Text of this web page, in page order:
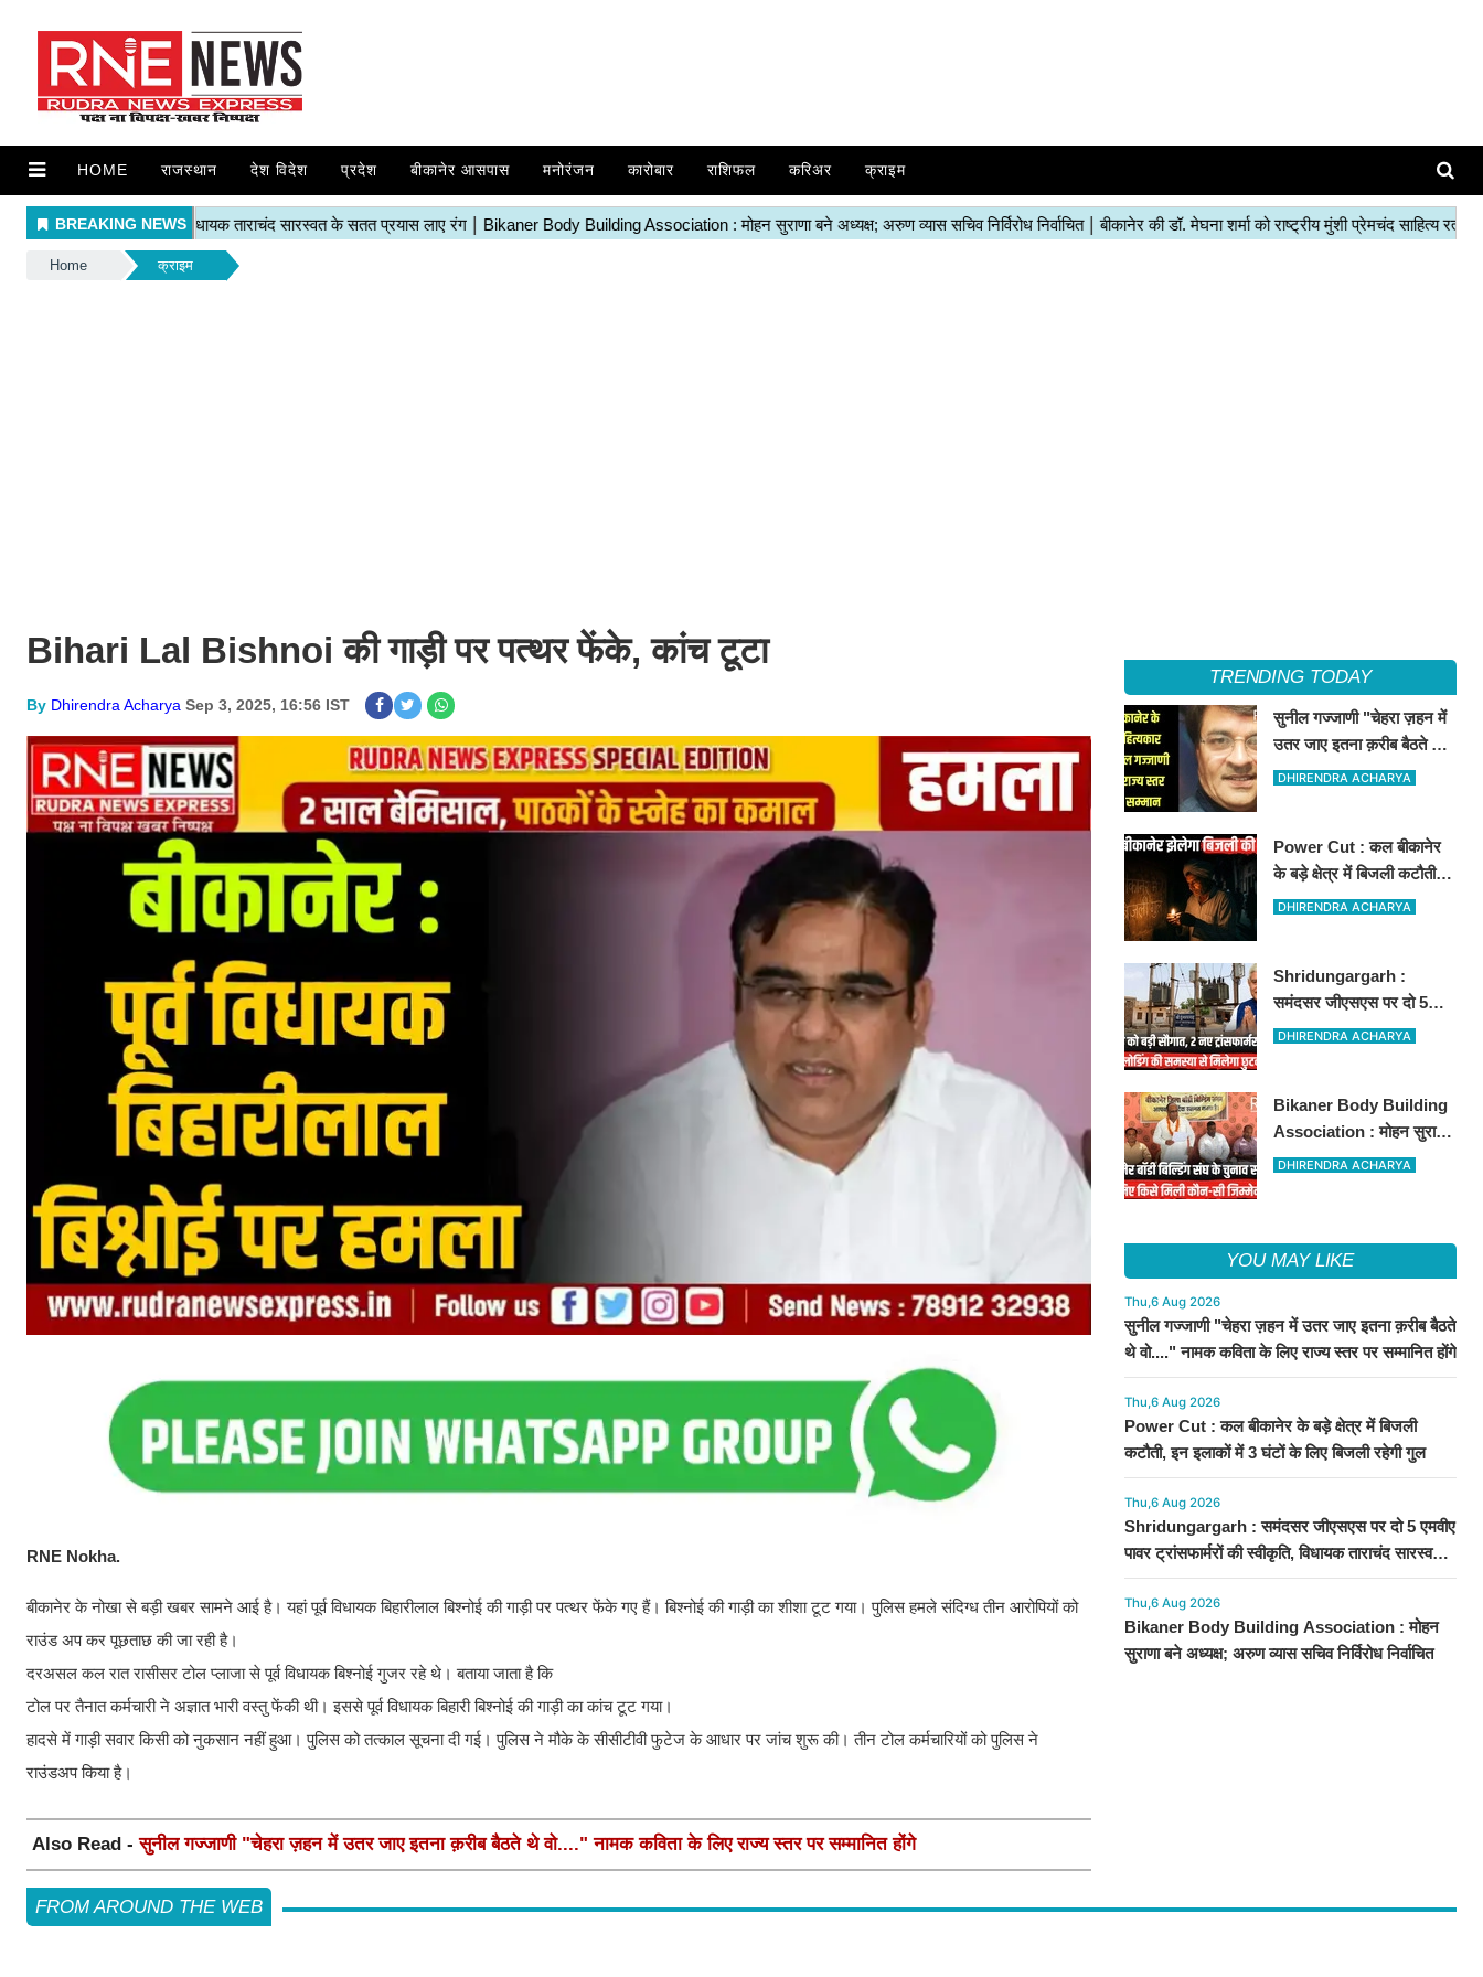
HOME राजस्थान देश विदेश प्रदेश बीकानेर आसपास मनोरंजन कारोबार राशिफल करिअर क्राइम
Home क्राइम
Bihari Lal Bishnoi की गाड़ी पर पत्थर फेंके, कांच टूटा
By Dhirendra Acharya Sep 3, 2025, 16:56 IST
RNE Nokha.
बीकानेर के नोखा से बड़ी खबर सामने आई है। यहां पूर्व विधायक बिहारीलाल बिश्नोई की गाड़ी पर पत्थर फेंके गए हैं। बिश्नोई की गाड़ी का शीशा टूट गया। पुलिस हमले संदिग्ध तीन आरोपियों को
राउंड अप कर पूछताछ की जा रही है।
दरअसल कल रात रासीसर टोल प्लाजा से पूर्व विधायक बिश्नोई गुजर रहे थे। बताया जाता है कि
टोल पर तैनात कर्मचारी ने अज्ञात भारी वस्तु फेंकी थी। इससे पूर्व विधायक बिहारी बिश्नोई की गाड़ी का कांच टूट गया।
हादसे में गाड़ी सवार किसी को नुकसान नहीं हुआ। पुलिस को तत्काल सूचना दी गई। पुलिस ने मौके के सीसीटीवी फुटेज के आधार पर जांच शुरू की। तीन टोल कर्मचारियों को पुलिस ने
राउंडअप किया है।
Also Read -सुनील गज्जाणी "चेहरा ज़हन में उतर जाए इतना क़रीब बैठते थे वो...." नामक कविता के लिए राज्य स्तर पर सम्मानित होंगे
TRENDING TODAY
सुनील गज्जाणी "चेहरा ज़हन में
उतर जाए इतना क़रीब बैठते थे
वो...." नामक कविता के लिए
DHIRENDRA ACHARYA
Power Cut : कल बीकानेर
के बड़े क्षेत्र में बिजली कटौती,
इन इलाकों में 3 घंटों के लिए
DHIRENDRA ACHARYA
Shridungargarh :
समंदसर जीएसएस पर दो 5
एमवीए पावर ट्रांसफार्मरों की
रंग
DHIRENDRA ACHARYA
Bikaner Body Building
Association : मोहन सुराणा
बने अध्यक्ष; अरुण व्यास सचिव
DHIRENDRA ACHARYA
YOU MAY LIKE
Thu,6 Aug 2026
सुनील गज्जाणी "चेहरा ज़हन में उतर जाए इतना क़रीब बैठते
थे वो...." नामक कविता के लिए राज्य स्तर पर सम्मानित होंगे
Thu,6 Aug 2026
Power Cut : कल बीकानेर के बड़े क्षेत्र में बिजली
कटौती, इन इलाकों में 3 घंटों के लिए बिजली रहेगी गुल
Thu,6 Aug 2026
Shridungargarh : समंदसर जीएसएस पर दो 5 एमवीए
पावर ट्रांसफार्मरों की स्वीकृति, विधायक ताराचंद सारस्वत
के सतत प्रयास लाए रंग
Thu,6 Aug 2026
Bikaner Body Building Association : मोहन
सुराणा बने अध्यक्ष; अरुण व्यास सचिव निर्विरोध निर्वाचित
FROM AROUND THE WEB